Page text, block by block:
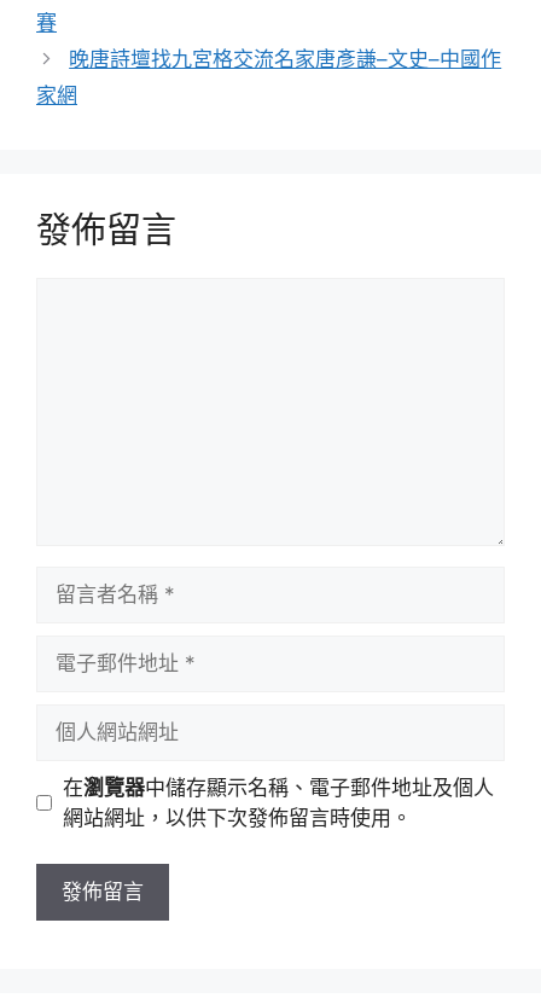
賽
晚唐詩壇找九宮格交流名家唐彥謙–文史–中國作
家網
發佈留言
址
站
址
在瀏覽器中儲存顯示名稱、電子郵件地址及個人
網站網址，以供下次發佈留言時使用。